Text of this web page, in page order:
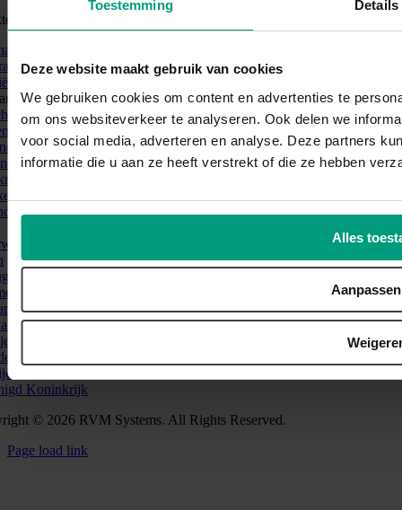
Toestemming Details
Deze website maakt gebruik van cookies
We gebruiken cookies om content en advertenties te
om ons websiteverkeer te analyseren. Ook delen we
voor social media, adverteren en analyse. Deze partners
informatie die u aan ze heeft verstrekt of die ze hebben
Alles
Aanpassen
Koninkrijk
© 2026 RVM Systems. All Rights Reserved.
Page load link